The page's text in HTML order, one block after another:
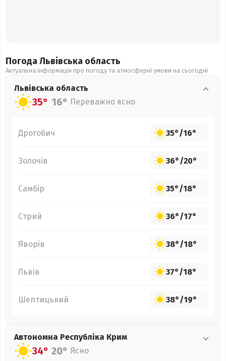
Погода Львівська область
Актуальна інформація про погоду та атмосферні умови на сьогодні
Львівська область
35° 16° Переважно ясно
Дрогобич 35°/16°
Золочів 36°/20°
Самбір 35°/18°
Стрий 36°/17°
Яворів 38°/18°
Львів 37°/18°
Шептицький 38°/19°
Автономна Республіка Крим
34° 20° Ясно